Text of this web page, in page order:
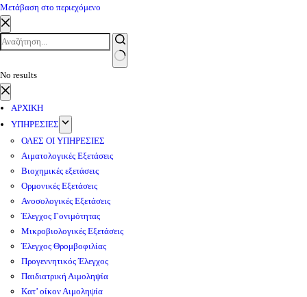
Μετάβαση στο περιεχόμενο
No results
ΑΡΧΙΚΗ
ΥΠΗΡΕΣΙΕΣ
ΟΛΕΣ ΟΙ ΥΠΗΡΕΣΙΕΣ
Αιματολογικές Εξετάσεις
Βιοχημικές εξετάσεις
Ορμονικές Εξετάσεις
Ανοσολογικές Εξετάσεις
Έλεγχος Γονιμότητας
Μικροβιολογικές Εξετάσεις
Έλεγχος Θρομβοφιλίας
Προγεννητικός Έλεγχος
Παιδιατρική Αιμοληψία
Κατ’ οίκον Αιμοληψία